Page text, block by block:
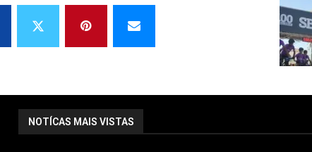
NOTÍCAS MAIS VISTAS